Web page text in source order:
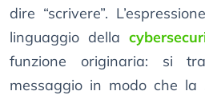
dire “scrivere”.
linguaggio della
funzione originaria: si
messaggio in modo che la